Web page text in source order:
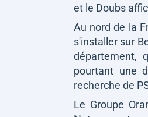
et le Doubs
Au nord de la
s'installer sur
département,
pourtant une
recherche de
Le Groupe